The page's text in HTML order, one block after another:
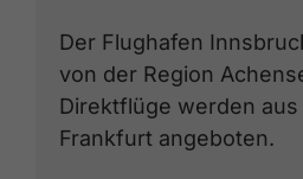
Der Flughafen
von der Region
Direktflüge werden aus
Frankfurt angeboten.